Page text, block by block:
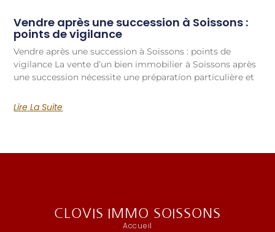
Vendre après une succession à Soissons :
points de vigilance
Vendre après une succession à Soissons : points de
vigilance La vente d’un bien immobilier à Soissons après
une succession nécessite une préparation particulière et
Lire La Suite
CLOVIS IMMO SOISSONS
Accueil